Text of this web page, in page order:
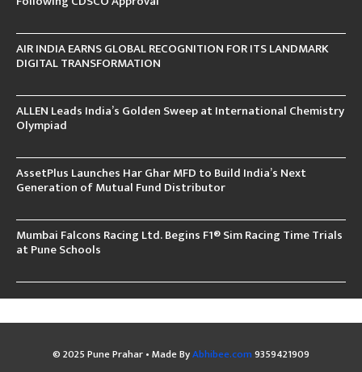
AIR INDIA EARNS GLOBAL RECOGNITION FOR ITS LANDMARK
DIGITAL TRANSFORMATION
ALLEN Leads India’s Golden Sweep at International Chemistry
Olympiad
AssetPlus Launches Har Ghar MFD to Build India’s Next
Generation of Mutual Fund Distributor
Mumbai Falcons Racing Ltd. Begins F1® Sim Racing Time Trials
at Pune Schools
© 2025 Pune Prahar • Made ByAbhibee.com9359421909